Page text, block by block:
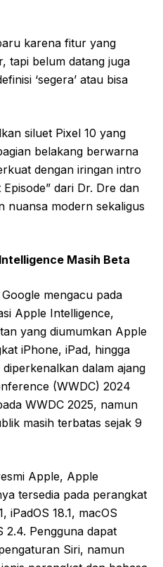
karena fitur yang
tapi belum datang juga
‘segera’ atau bisa
siluet Pixel 10 yang
belakang berwarna
dengan iringan intro
dari Dr. Dre dan
nuansa modern sekaligus
Masih Beta
mengacu pada
Apple Intelligence,
yang diumumkan Apple
iPhone, iPad, hingga
dalam ajang
(WWDC) 2024
WWDC 2025, namun
masih terbatas sejak 9
Apple, Apple
tersedia pada perangkat
iPadOS 18.1, macOS
2.4. Pengguna dapat
Siri, namun